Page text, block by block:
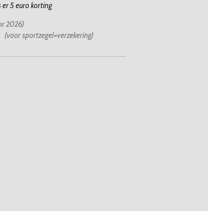
er 5 euro korting
2026)
(voor sportzegel=verzekering)